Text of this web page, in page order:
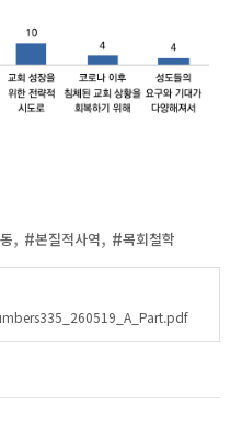
, 본질적사역, 목회철학